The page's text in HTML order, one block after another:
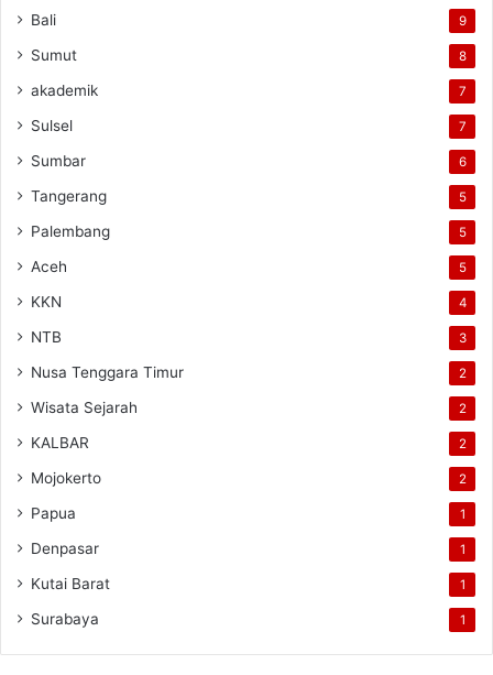
Bali 9
Sumut 8
akademik 7
Sulsel 7
Sumbar 6
Tangerang 5
Palembang 5
Aceh 5
KKN 4
NTB 3
Nusa Tenggara Timur 2
Wisata Sejarah 2
KALBAR 2
Mojokerto 2
Papua 1
Denpasar 1
Kutai Barat 1
Surabaya 1